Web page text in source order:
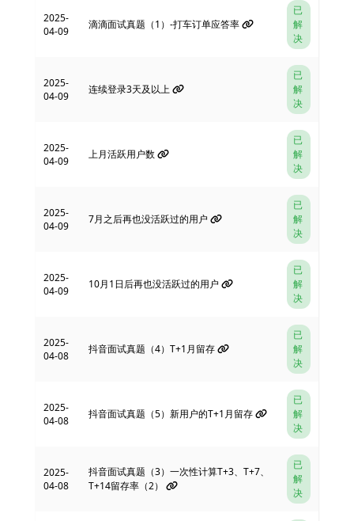
2025-
04-09
滴滴面试真题（1）-打车订单应答率
已
解
决
2025-
04-09
连续登录3天及以上
已
解
决
2025-
04-09
上月活跃用户数
已
解
决
2025-
04-09
7月之后再也没活跃过的用户
已
解
决
2025-
04-09
10月1日后再也没活跃过的用户
已
解
决
2025-
04-08
抖音面试真题（4）T+1月留存
已
解
决
2025-
04-08
抖音面试真题（5）新用户的T+1月留存
已
解
决
2025-
04-08
抖音面试真题（3）一次性计算T+3、T+7、
T+14留存率（2）
已
解
决